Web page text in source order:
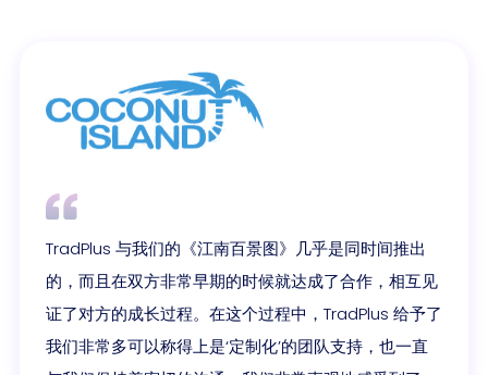
TradPlus 与我们的《江南百景图》几乎是同时间推出
的，而且在双方非常早期的时候就达成了合作，相互见
证了对方的成长过程。在这个过程中，TradPlus 给予了
我们非常多可以称得上是‘定制化’的团队支持，也一直